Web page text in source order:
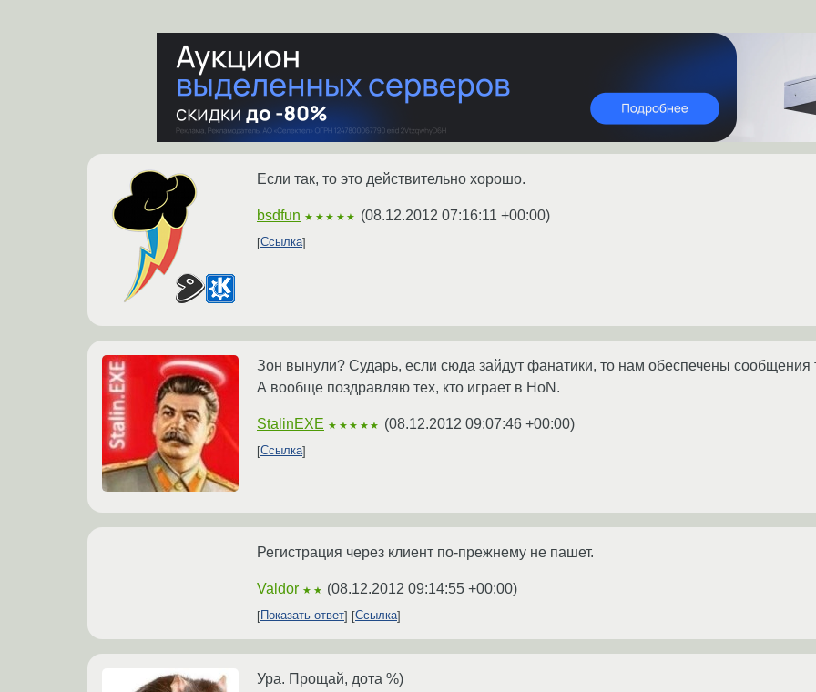
Если так, то это действительно хорошо.
bsdfun ★★★★★ (08.12.2012 07:16:11 +00:00)
Ссылка
Зон вынули? Сударь, если сюда зайдут фанатики, то нам обеспечены
А вообще поздравляю тех, кто играет в HoN.
StalinEXE ★★★★★ (08.12.2012 09:07:46 +00:00)
Ссылка
Регистрация через клиент по-прежнему не пашет.
Valdor ★★ (08.12.2012 09:14:55 +00:00)
Показать ответ Ссылка
Ура. Прощай, дота %)